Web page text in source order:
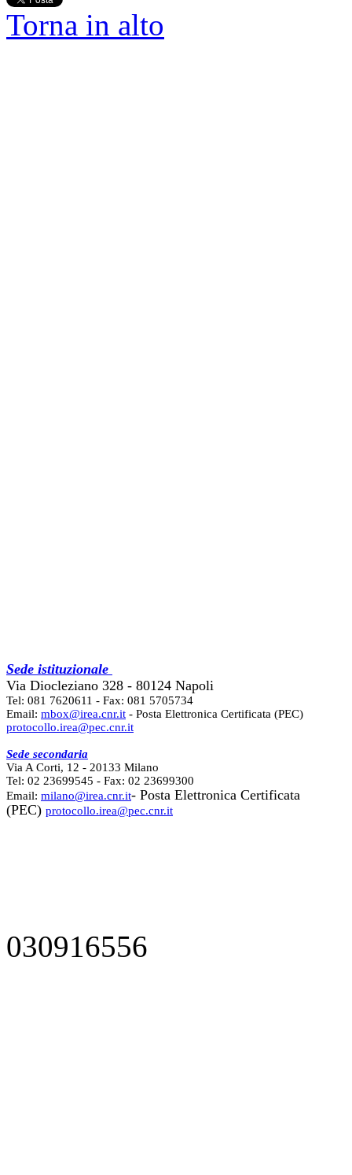
Torna in alto
Sede istituzionale
Via Diocleziano 328 - 80124 Napoli
Tel: 081 7620611 - Fax: 081 5705734
Email: mbox@irea.cnr.it - Posta Elettronica Certificata (PEC)
protocollo.irea@pec.cnr.it
Sede secondaria
Via A Corti, 12 - 20133 Milano
Tel: 02 23699545 - Fax: 02 23699300
Email: milano@irea.cnr.it- Posta Elettronica Certificata
(PEC) protocollo.irea@pec.cnr.it
030916556